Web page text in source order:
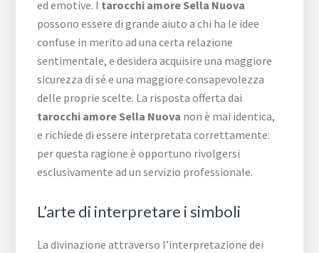
ed emotive. I tarocchi amore Sella Nuova
possono essere di grande aiuto a chi ha le idee
confuse in merito ad una certa relazione
sentimentale, e desidera acquisire una maggiore
sicurezza di sé e una maggiore consapevolezza
delle proprie scelte. La risposta offerta dai
tarocchi amore Sella Nuova non è mai identica,
e richiede di essere interpretata correttamente:
per questa ragione è opportuno rivolgersi
esclusivamente ad un servizio professionale.
L’arte di interpretare i simboli
La divinazione attraverso l’interpretazione dei